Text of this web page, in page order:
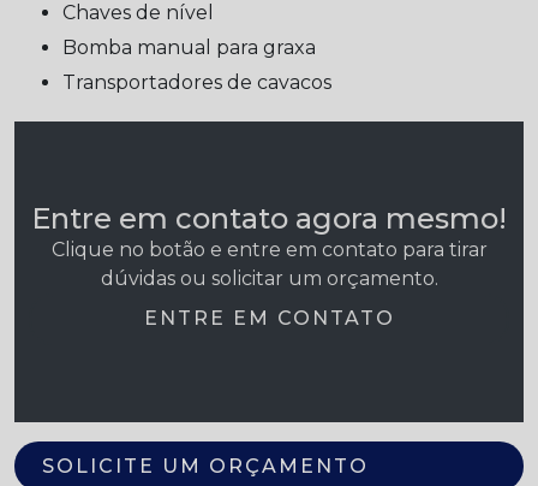
chaves de nível
bomba manual para graxa
transportadores de cavacos
Entre em contato agora mesmo!
Clique no botão e entre em contato para tirar
dúvidas ou solicitar um orçamento.
ENTRE EM CONTATO
SOLICITE UM ORÇAMENTO